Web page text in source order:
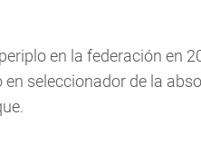
en la federación en
seleccionador de la